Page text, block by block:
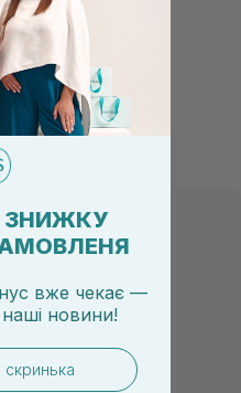
3000 UAH
ЗНИЖКУ
вже чекає —
наші новини!